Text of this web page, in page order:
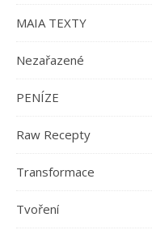
MAIA TEXTY
Nezařazené
PENÍZE
Raw Recepty
Transformace
Tvoření